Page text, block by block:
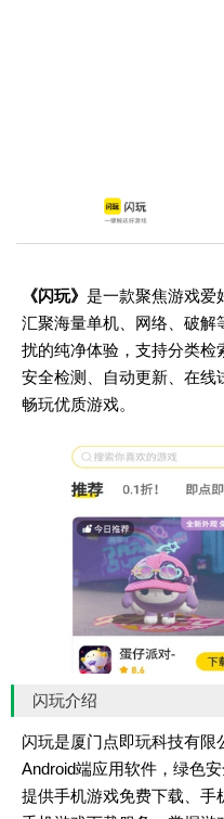
《闪玩》 是一款聚焦游戏爱
汇聚海量单机、网络、破解
扰的纯净体验，支持分类检
安全检测、自动更新、在线
畅玩优质游戏。
闪玩介绍
闪玩是厦门点即玩科技有
Android端应用软件，绿色
提供手机游戏免费下载、手